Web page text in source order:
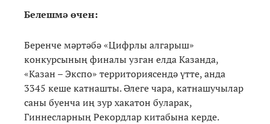
Белешмә өчен:
Беренче мәртәбә «Цифрлы алгарыш»
конкурсының финалы узган елда Казанда,
«Казан – Экспо» территориясендә үтте, анда
3345 кеше катнашты. Әлеге чара, катнашучылар
саны буенча иң зур хакатон буларак,
Гиннесларның Рекордлар китабына керде.